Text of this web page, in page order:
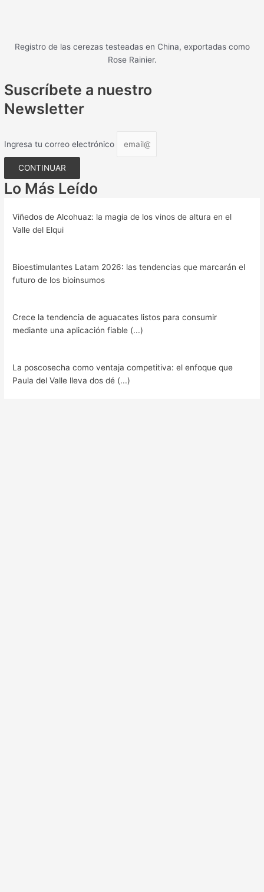
Registro de las cerezas testeadas en China, exportadas como
Rose Rainier.
Suscríbete a nuestro
Newsletter
Ingresa tu correo electrónico
CONTINUAR
Lo Más Leído
Viñedos de Alcohuaz: la magia de los vinos de altura en el
Valle del Elqui
Bioestimulantes Latam 2026: las tendencias que marcarán el
futuro de los bioinsumos
Crece la tendencia de aguacates listos para consumir
mediante una aplicación fiable (...)
La poscosecha como ventaja competitiva: el enfoque que
Paula del Valle lleva dos dé (...)